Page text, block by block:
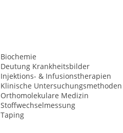
Biochemie
Deutung Krankheitsbilder
Injektions- & Infusionstherapien
Klinische Untersuchungsmethoden
Orthomolekulare Medizin
Stoffwechselmessung
Taping